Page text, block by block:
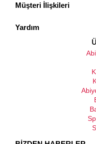
Müşteri İlişkileri
Yardım